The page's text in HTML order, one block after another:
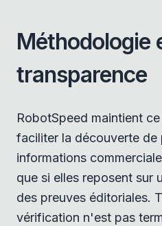
Méthodologie
transparence
RobotSpeed maintient
faciliter la découverte de
informations
que si elles reposent sur
des preuves éditoriales.
vérification n'est pas